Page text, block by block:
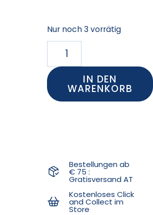
Nur noch 3 vorrätig
IN DEN
WARENKORB
Bestellungen ab
€ 75 :
Gratisversand AT
Kostenloses Click
and Collect im
Store